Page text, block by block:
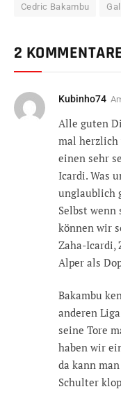
Cedric Bakambu
2
Kubinho74
Alle guten
mal herzlich
einen sehr
Icardi. Was
unglaublich
Selbst
können wir
Zaha-Icardi,
Alper als
Bakambu
anderen
seine Tore
haben wir
da kann
Schulter